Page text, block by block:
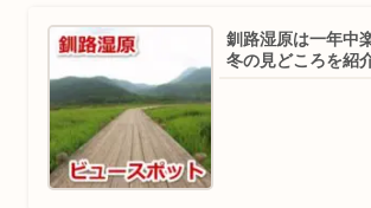
釧路湿原は一年中
冬の見どころを紹